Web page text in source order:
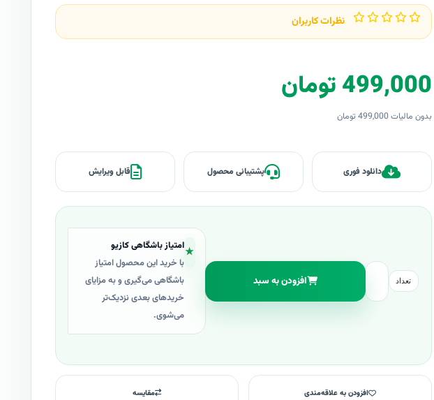
نظرات کاربران
499,000 تومان
بدون مالیات 499,000 تومان
دانلود فوری پشتیبانی محصول قابل ویرایش
تعداد افزودن به سبد
★امتیاز باشگاهی کازیو
با خرید این محصول امتیاز
باشگاهی می‌گیری و به مزایای
خریدهای بعدی نزدیک‌تر
می‌شوی.
افزودن به علاقه‌مندی مقایسه